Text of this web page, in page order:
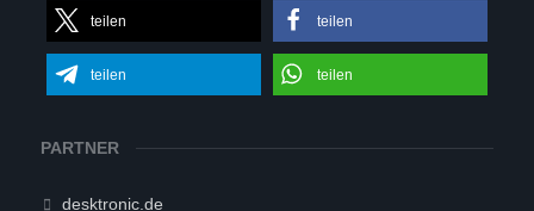
teilen teilen
teilen teilen
PARTNER
desktronic.de